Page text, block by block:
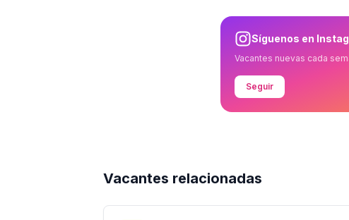
Síguenos en
Vacantes nuevas cada
Seguir
Vacantes relacionadas